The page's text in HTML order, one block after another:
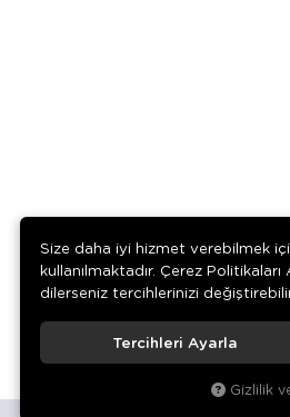
© 2020Rengarenk Pet Shop.
Size daha iyi hizmet verebilmek
kullanılmaktadır. Çerez
dilerseniz tercihlerinizi
Tercihleri Ayarla
Gizlilik